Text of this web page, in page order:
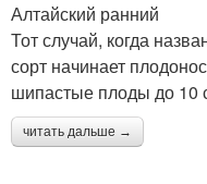
Алтайский ранний
Тот случай, когда
сорт начинает
шипастые плоды до 10
читать дальше →